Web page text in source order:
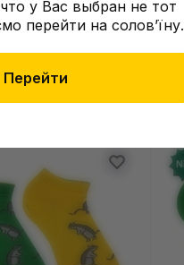
у Вас выбран не тот
перейти на соловʼїну.
Перейти
счет